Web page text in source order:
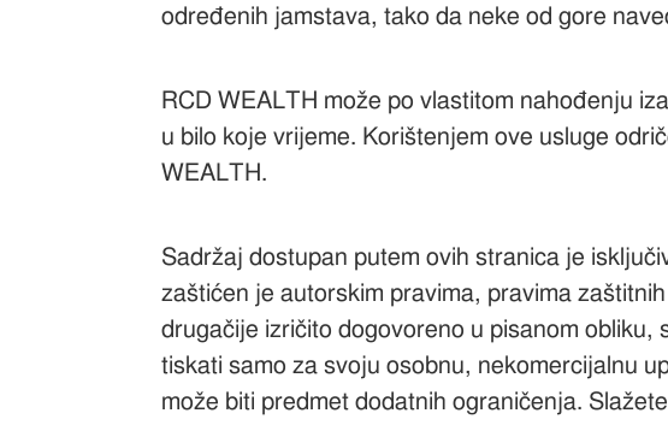
određenih jamstava, tako da neke od gore
RCD WEALTH može po vlastitom nahođenju
u bilo koje vrijeme. Korištenjem ove usluge
WEALTH.
Sadržaj dostupan putem ovih stranica je
zaštićen je autorskim pravima, pravima
drugačije izričito dogovoreno u pisanom
tiskati samo za svoju osobnu, nekomercijalnu
može biti predmet dodatnih ograničenja.